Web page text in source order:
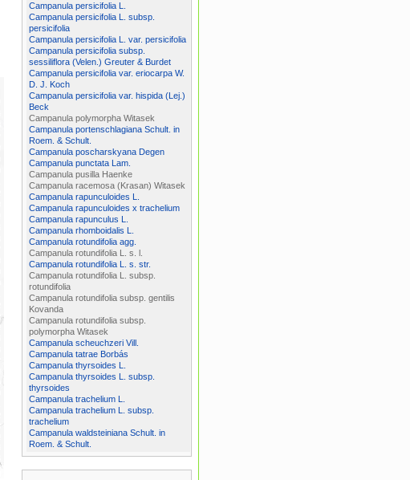
Campanula persicifolia L.
Campanula persicifolia L. subsp.
persicifolia
Campanula persicifolia L. var. persicifolia
Campanula persicifolia subsp.
sessiliflora (Velen.) Greuter & Burdet
Campanula persicifolia var. eriocarpa W.
D. J. Koch
Campanula persicifolia var. hispida (Lej.)
Beck
Campanula polymorpha Witasek
Campanula portenschlagiana Schult. in
Roem. & Schult.
Campanula poscharskyana Degen
Campanula punctata Lam.
Campanula pusilla Haenke
Campanula racemosa (Krasan) Witasek
Campanula rapunculoides L.
Campanula rapunculoides x trachelium
Campanula rapunculus L.
Campanula rhomboidalis L.
Campanula rotundifolia agg.
Campanula rotundifolia L. s. l.
Campanula rotundifolia L. s. str.
Campanula rotundifolia L. subsp.
rotundifolia
Campanula rotundifolia subsp. gentilis
Kovanda
Campanula rotundifolia subsp.
polymorpha Witasek
Campanula scheuchzeri Vill.
Campanula tatrae Borbás
Campanula thyrsoides L.
Campanula thyrsoides L. subsp.
thyrsoides
Campanula trachelium L.
Campanula trachelium L. subsp.
trachelium
Campanula waldsteiniana Schult. in
Roem. & Schult.